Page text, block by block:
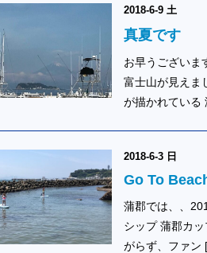
2018-6-9 土
真夏です
お早うございま
富士山が見えま
が描かれてい
2018-6-3 日
Go To
蒲郡では、、
シップ 蒲郡カ
がらず、ファ